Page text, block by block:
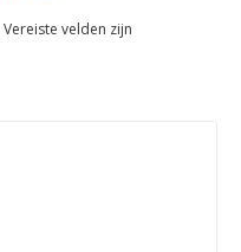
Vereiste velden zijn